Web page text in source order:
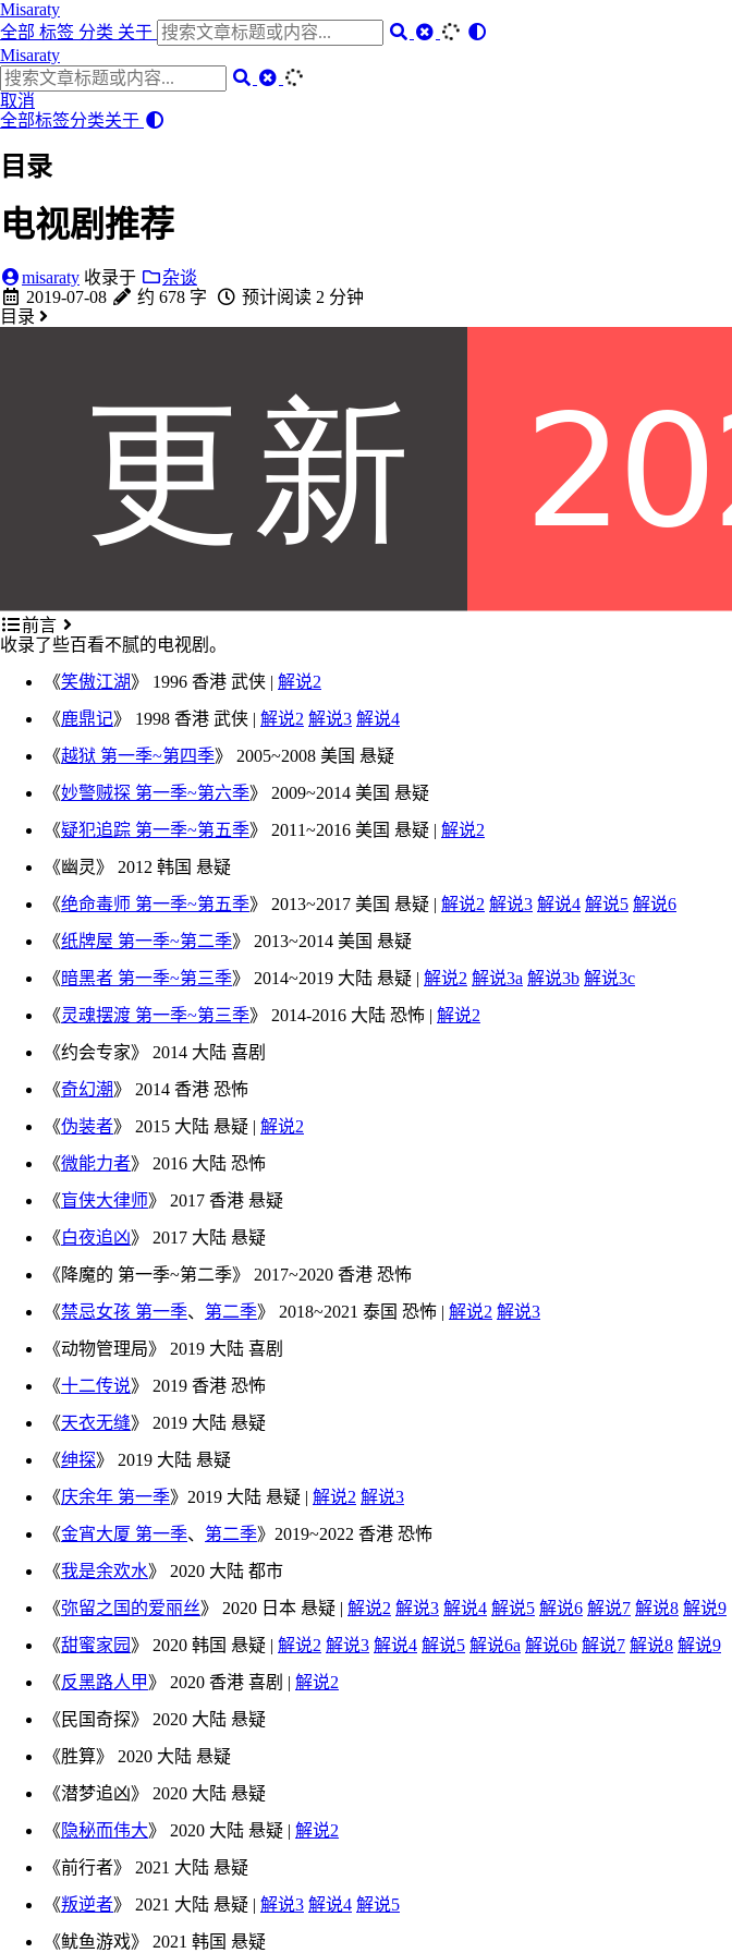
Misaraty
全部 标签 分类 关于
Misaraty
取消
全部标签分类关于
目录
电视剧推荐
misaraty 收录于
杂谈
2019-07-08
约 678 字
预计阅读 2 分钟
目录
前言
收录了些百看不腻的电视剧。
《笑傲江湖》 1996 香港 武侠 | 解说2
《鹿鼎记》 1998 香港 武侠 | 解说2 解说3 解说4
《越狱 第一季~第四季》 2005~2008 美国 悬疑
《妙警贼探 第一季~第六季》 2009~2014 美国 悬疑
《疑犯追踪 第一季~第五季》 2011~2016 美国 悬疑 | 解说2
《幽灵》 2012 韩国 悬疑
《绝命毒师 第一季~第五季》 2013~2017 美国 悬疑 | 解说2 解说3 解说4 解说5 解说6
《纸牌屋 第一季~第二季》 2013~2014 美国 悬疑
《暗黑者 第一季~第三季》 2014~2019 大陆 悬疑 | 解说2 解说3a 解说3b 解说3c
《灵魂摆渡 第一季~第三季》 2014-2016 大陆 恐怖 | 解说2
《约会专家》 2014 大陆 喜剧
《奇幻潮》 2014 香港 恐怖
《伪装者》 2015 大陆 悬疑 | 解说2
《微能力者》 2016 大陆 恐怖
《盲侠大律师》 2017 香港 悬疑
《白夜追凶》 2017 大陆 悬疑
《降魔的 第一季~第二季》 2017~2020 香港 恐怖
《禁忌女孩 第一季、 第二季》 2018~2021 泰国 恐怖 | 解说2 解说3
《动物管理局》 2019 大陆 喜剧
《十二传说》 2019 香港 恐怖
《天衣无缝》 2019 大陆 悬疑
《绅探》 2019 大陆 悬疑
《庆余年 第一季》2019 大陆 悬疑 | 解说2 解说3
《金宵大厦 第一季、 第二季》2019~2022 香港 恐怖
《我是余欢水》 2020 大陆 都市
《弥留之国的爱丽丝》 2020 日本 悬疑 | 解说2 解说3 解说4 解说5 解说6 解说7 解说8 解说9
《甜蜜家园 》 2020 韩国 悬疑 | 解说2 解说3 解说4 解说5 解说6a 解说6b 解说7 解说8 解说9
《反黑路人甲》 2020 香港 喜剧 | 解说2
《民国奇探》 2020 大陆 悬疑
《胜算》 2020 大陆 悬疑
《潜梦追凶》 2020 大陆 悬疑
《 隐秘而伟大》 2020 大陆 悬疑 | 解说2
《前行者》 2021 大陆 悬疑
《叛逆者》 2021 大陆 悬疑 | 解说3 解说4 解说5
《鱿鱼游戏》 2021 韩国 悬疑